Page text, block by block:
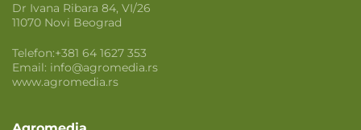
Dr Ivana Ribara 84, VI/26
11070 Novi Beograd
Telefon:+381 64 1627 353
Email: info@agromedia.rs
www.agromedia.rs